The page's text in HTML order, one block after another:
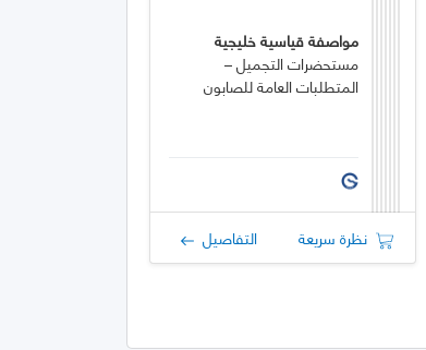
مواصفة قياسية خليجية
مستحضرات التجميل –
المتطلبات العامة للصابون
نظرة سريعة التفاصيل